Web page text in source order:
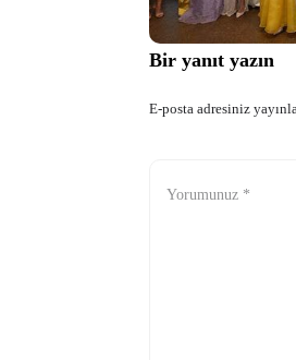
Bir yanıt yazın
E-posta adresiniz